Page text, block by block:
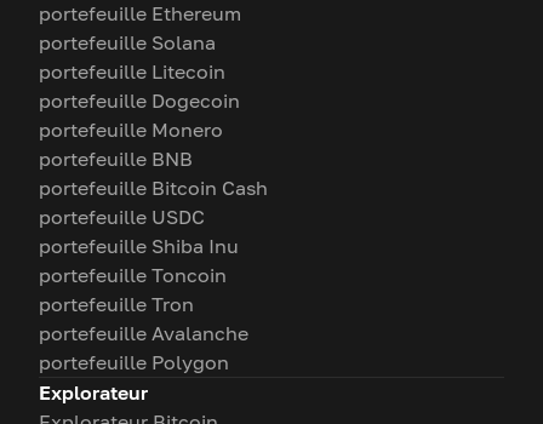
portefeuille Ethereum
portefeuille Solana
portefeuille Litecoin
portefeuille Dogecoin
portefeuille Monero
portefeuille BNB
portefeuille Bitcoin Cash
portefeuille USDC
portefeuille Shiba Inu
portefeuille Toncoin
portefeuille Tron
portefeuille Avalanche
portefeuille Polygon
Explorateur